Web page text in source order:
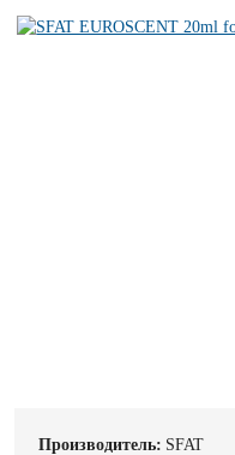
Производитель: SFAT